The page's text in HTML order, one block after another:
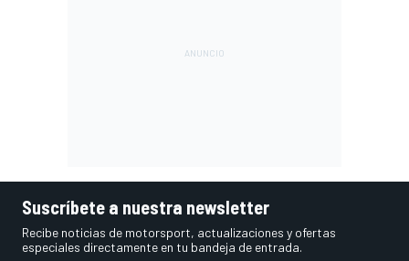
Suscríbete a nuestra newsletter
Recibe noticias de motorsport, actualizaciones y ofertas
especiales directamente en tu bandeja de entrada.